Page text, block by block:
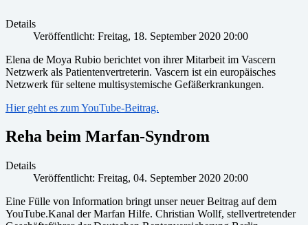
Details
Veröffentlicht: Freitag, 18. September 2020 20:00
Elena de Moya Rubio berichtet von ihrer Mitarbeit im Vascern
Netzwerk als Patientenvertreterin. Vascern ist ein europäisches
Netzwerk für seltene multisystemische Gefäßerkrankungen.
Hier geht es zum YouTube-Beitrag.
Reha beim Marfan-Syndrom
Details
Veröffentlicht: Freitag, 04. September 2020 20:00
Eine Fülle von Information bringt unser neuer Beitrag auf dem
YouTube.Kanal der Marfan Hilfe. Christian Wollf, stellvertretender